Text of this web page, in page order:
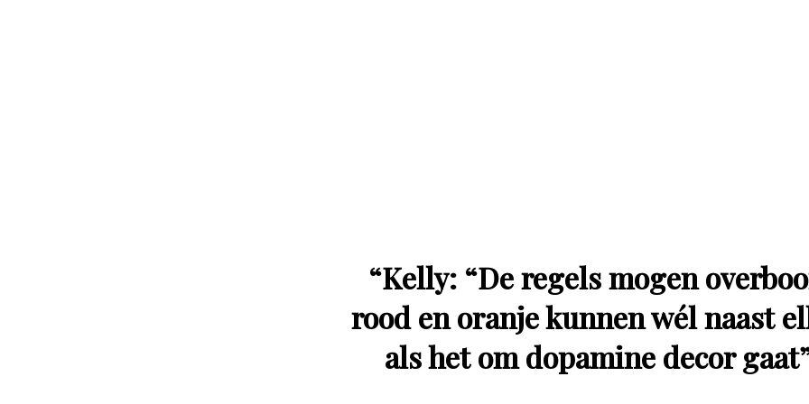
“Kelly: “De regels mogen
rood en oranje kunnen wél naast
als het om dopamine decor